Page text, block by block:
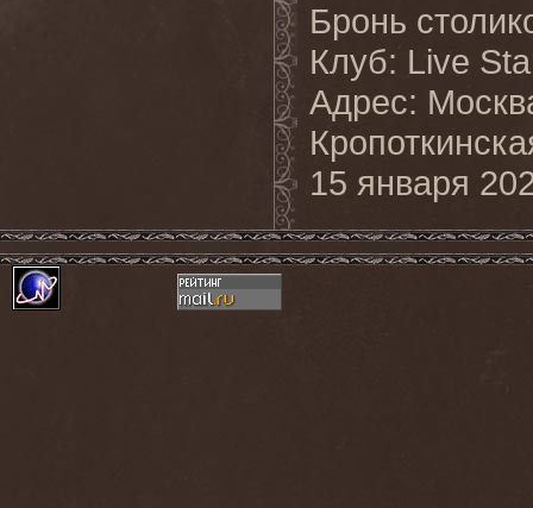
Бронь
Клуб: Live
Адрес:
15 января